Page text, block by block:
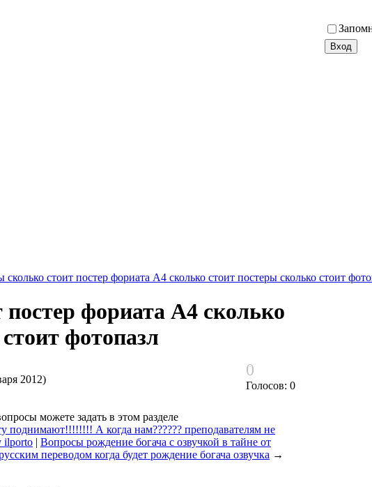
сколько стоит постер фориата А4 сколько стоит постеры сколько стоит
фориата А4 сколько
фотопазл
2012)
0
Голосов: 0
можете задать в этом разделе
поднимают!!!!!!!! А когда нам?????? преподавателям не
ilporto | Вопросы рождение богача с озвучкой в тайне от
переводом когда будет рождение богача озвучка →